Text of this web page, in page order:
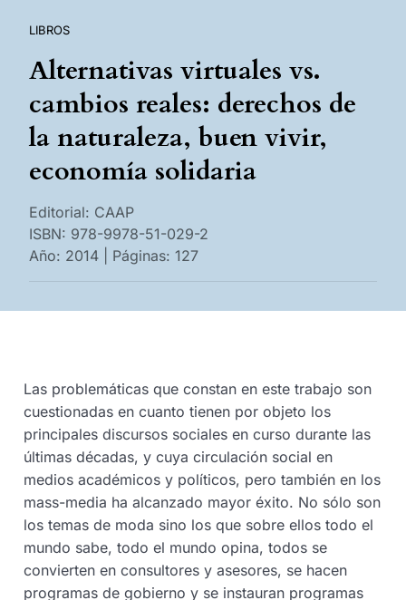
LIBROS
Alternativas virtuales vs.
cambios reales: derechos de
la naturaleza, buen vivir,
economía solidaria
Editorial: CAAP
ISBN: 978-9978-51-029-2
Año: 2014 | Páginas: 127
Las problemáticas que constan en este trabajo son
cuestionadas en cuanto tienen por objeto los
principales discursos sociales en curso durante las
últimas décadas, y cuya circulación social en
medios académicos y políticos, pero también en los
mass-media ha alcanzado mayor éxito. No sólo son
los temas de moda sino los que sobre ellos todo el
mundo sabe, todo el mundo opina, todos se
convierten en consultores y asesores, se hacen
programas de gobierno y se instauran programas